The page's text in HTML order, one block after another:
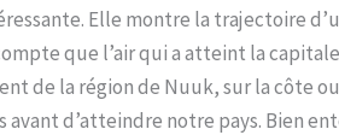
Elle montre la trajectoire
que l’air qui a atteint la
de la région de Nuuk, sur la côte
avant d’atteindre notre pays. Bien